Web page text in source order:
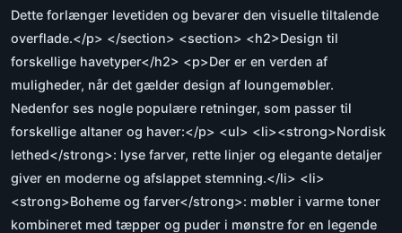
Dette forlænger levetiden og bevarer den visuelle tiltalende
overflade.</p> </section> <section> <h2>Design til
forskellige havetyper</h2> <p>Der er en verden af
muligheder, når det gælder design af loungemøbler.
Nedenfor ses nogle populære retninger, som passer til
forskellige altaner og haver:</p> <ul> <li><strong>Nordisk
lethed</strong>: lyse farver, rette linjer og elegante detaljer
giver en moderne og afslappet stemning.</li> <li>
<strong>Boheme og farver</strong>: møbler i varme toner
kombineret med tæpper og puder i mønstre for en legende